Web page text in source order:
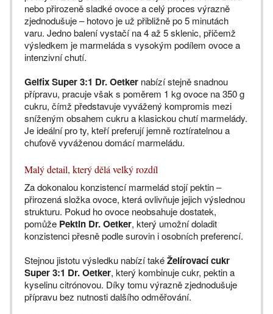
nebo přirozeně sladké ovoce a celý proces výrazně
zjednodušuje – hotovo je už přibližně po 5 minutách
varu. Jedno balení vystačí na 4 až 5 sklenic, přičemž
výsledkem je marmeláda s vysokým podílem ovoce a
intenzivní chutí.
Gelfix Super 3:1 Dr. Oetker nabízí stejně snadnou
přípravu, pracuje však s poměrem 1 kg ovoce na 350 g
cukru, čímž představuje vyvážený kompromis mezi
sníženým obsahem cukru a klasickou chutí marmelády.
Je ideální pro ty, kteří preferují jemně roztíratelnou a
chuťově vyváženou domácí marmeládu.
Malý detail, který dělá velký rozdíl
Za dokonalou konzistencí marmelád stojí pektin –
přirozená složka ovoce, která ovlivňuje jejich výslednou
strukturu. Pokud ho ovoce neobsahuje dostatek,
pomůže Pektin Dr. Oetker, který umožní doladit
konzistenci přesně podle surovin i osobních preferencí.
Stejnou jistotu výsledku nabízí takéŽelírovací cukr
Super 3:1 Dr. Oetker, který kombinuje cukr, pektin a
kyselinu citrónovou. Díky tomu výrazně zjednodušuje
přípravu bez nutnosti dalšího odměřování.